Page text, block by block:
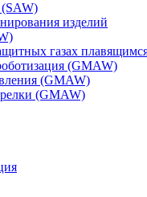
(SAW)
изделий
газах
(GMAW)
(GMAW)
(GMAW)